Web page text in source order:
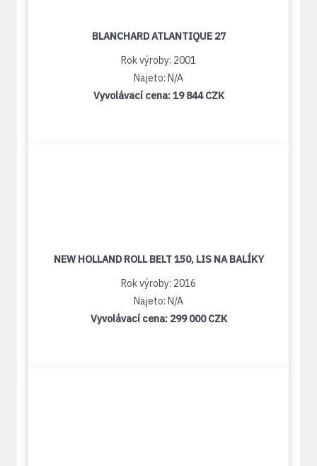
BLANCHARD ATLANTIQUE 27
Rok výroby: 2001
Najeto: N/A
Vyvolávací cena:19 844 CZK
NEW HOLLAND ROLL BELT 150, LIS NA BALÍKY
Rok výroby: 2016
Najeto: N/A
Vyvolávací cena: 299 000 CZK